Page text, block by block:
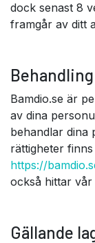
dock senast 8
framgår av ditt
Bamdio.se är
av dina
behandlar dina
rättigheter
https://
också hittar
Gällande